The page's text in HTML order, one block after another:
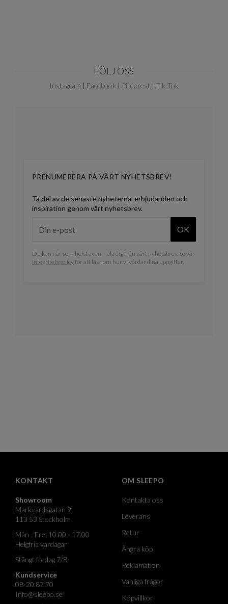
FÖLJ OSS
Instagram | Facebook | Pinterest | Tik-Tok
PRENUMERERA PÅ VÅRT NYHETSBREV!
Ta del av de senaste nyheterna, erbjudanden och
inspiration genom vårt nyhetsbrev.
OK
Du kan när som helst avanmäla dig från vårt nyhetsbrev. Se vår
integritetspolicyför att läsa om hur vi vårdar dina uppgifter.
KONTAKT
Showroom
Markvardsgatan 9
113 53 Stockholm
Mån - Fre: 10.00 - 17.00
Helgfria vardagar
Stängt fredag 7/8
Kundservice
08-20 87 70
Info@sleepo.se
OM SLEEPO
Kontakta oss
Leverans
Retur
Ångra köp
Reklamation
Vanliga frågor
Köpvillkor